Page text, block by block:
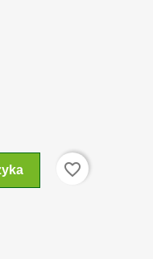
favorite_border